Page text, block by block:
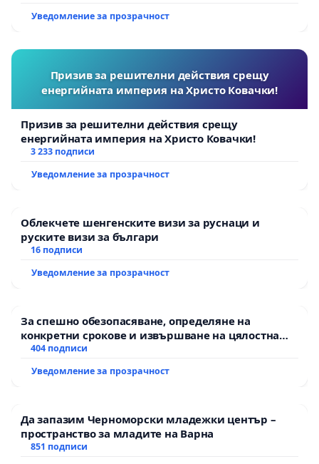
Уведомление за прозрачност
Призив за решителни действия срещу
енергийната империя на Христо Ковачки!
Призив за решителни действия срещу
енергийната империя на Христо Ковачки!
3 233 подписи
Уведомление за прозрачност
Облекчете шенгенските визи за руснаци и
руските визи за българи
16 подписи
Уведомление за прозрачност
За спешно обезопасяване, определяне на
конкретни срокове и извършване на цялостна
рехабилитация на републиканския път между
Мирово - к.к. Момин проход
404 подписи
Уведомление за прозрачност
Да запазим Черноморски младежки център –
пространство за младите на Варна
851 подписи